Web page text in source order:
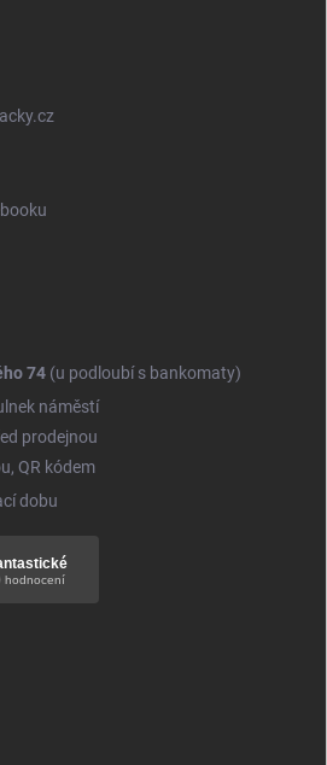
74 (u podloubí s bankomaty)
náměstí
prodejnou
QR kódem
dobu